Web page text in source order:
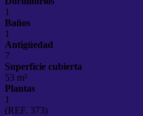
1
Baños
1
Antigüedad
7
Superficie cubierta
53 m²
Plantas
1
(REF. 373)